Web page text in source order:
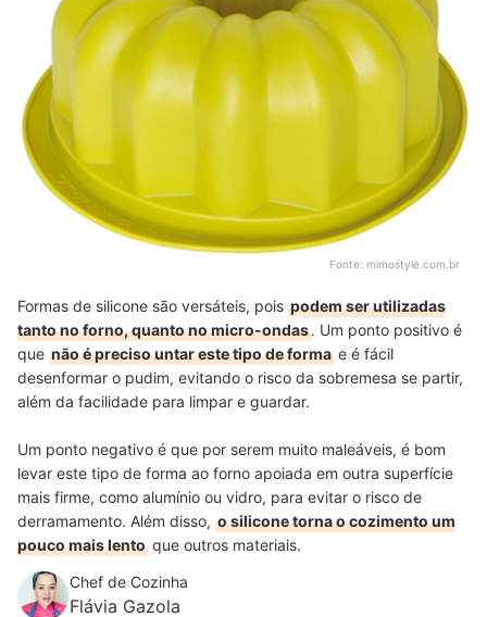
Fonte: mimostyle.com.br
Formas de silicone são versáteis, pois podem ser utilizadas
tanto no forno, quanto no micro-ondas. Um ponto positivo é
que não é preciso untar este tipo de forma e é fácil
desenformar o pudim, evitando o risco da sobremesa se partir,
além da facilidade para limpar e guardar.
Um ponto negativo é que por serem muito maleáveis, é bom
levar este tipo de forma ao forno apoiada em outra superfície
mais firme, como alumínio ou vidro, para evitar o risco de
derramamento. Além disso, o silicone torna o cozimento um
pouco mais lento que outros materiais.
Chef de Cozinha
Flávia Gazola